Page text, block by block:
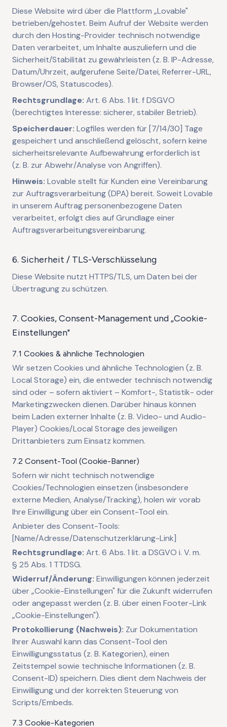
Diese Website wird über die Plattform „Lovable"
betrieben/gehostet. Beim Aufruf der Website werden
durch den Hosting-Provider technisch notwendige
Daten verarbeitet, um Inhalte auszuliefern und die
Sicherheit/Stabilität zu gewährleisten (z. B. IP-Adresse,
Datum/Uhrzeit, aufgerufene Seite/Datei, Referrer-URL,
Browser/OS, Statuscodes).
Rechtsgrundlage: Art. 6 Abs. 1 lit. f DSGVO
(berechtigtes Interesse: sicherer, stabiler Betrieb).
Speicherdauer: Logfiles werden für [7/14/30] Tage
gespeichert und anschließend gelöscht, sofern keine
sicherheitsrelevante Aufbewahrung erforderlich ist
(z. B. zur Abwehr/Analyse von Angriffen).
Hinweis: Lovable stellt für Kunden eine Vereinbarung
zur Auftragsverarbeitung (DPA) bereit. Soweit Lovable
in unserem Auftrag personenbezogene Daten
verarbeitet, erfolgt dies auf Grundlage einer
Auftragsverarbeitungsvereinbarung.
6. Sicherheit / TLS-Verschlüsselung
Diese Website nutzt HTTPS/TLS, um Daten bei der
Übertragung zu schützen.
7. Cookies, Consent-Management und „Cookie-
Einstellungen"
7.1 Cookies & ähnliche Technologien
Wir setzen Cookies und ähnliche Technologien (z. B.
Local Storage) ein, die entweder technisch notwendig
sind oder – sofern aktiviert – Komfort-, Statistik- oder
Marketingzwecken dienen. Darüber hinaus können
beim Laden externer Inhalte (z. B. Video- und Audio-
Player) Cookies/Local Storage des jeweiligen
Drittanbieters zum Einsatz kommen.
7.2 Consent-Tool (Cookie-Banner)
Sofern wir nicht technisch notwendige
Cookies/Technologien einsetzen (insbesondere
externe Medien, Analyse/Tracking), holen wir vorab
Ihre Einwilligung über ein Consent-Tool ein.
Anbieter des Consent-Tools:
[Name/Adresse/Datenschutzerklärung-Link]
Rechtsgrundlage: Art. 6 Abs. 1 lit. a DSGVO i. V. m.
§ 25 Abs. 1 TTDSG.
Widerruf/Änderung: Einwilligungen können jederzeit
über „Cookie-Einstellungen" für die Zukunft widerrufen
oder angepasst werden (z. B. über einen Footer-Link
„Cookie-Einstellungen").
Protokollierung (Nachweis): Zur Dokumentation
Ihrer Auswahl kann das Consent-Tool den
Einwilligungsstatus (z. B. Kategorien), einen
Zeitstempel sowie technische Informationen (z. B.
Consent-ID) speichern. Dies dient dem Nachweis der
Einwilligung und der korrekten Steuerung von
Scripts/Embeds.
7.3 Cookie-Kategorien